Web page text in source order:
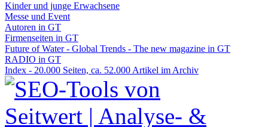
Kinder und junge Erwachsene
Messe und Event
Autoren in GT
Firmenseiten in GT
Future of Water - Global Trends - The new magazine in GT
RADIO in GT
Index - 20.000 Seiten, ca. 52.000 Artikel im Archiv